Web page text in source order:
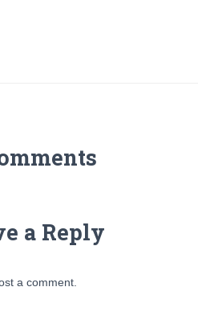
a Reply
a comment.